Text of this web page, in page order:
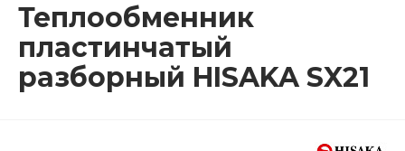
Теплообменник
пластинчатый
разборный HISAKA SX21